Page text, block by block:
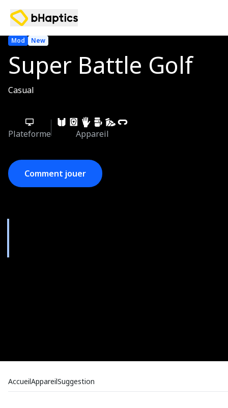
Mod New
Super Battle Golf
Casual
Plateforme Appareil
Comment jouer
AccueilAppareilSuggestion